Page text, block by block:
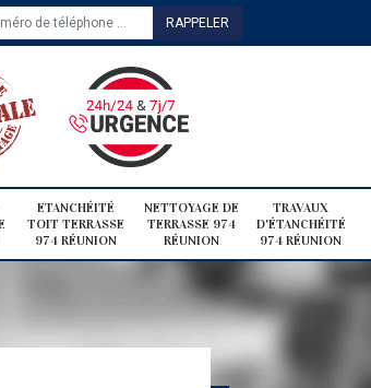
ETANCHÉITÉ
TOIT TERRASSE
974 RÉUNION
NETTOYAGE DE
TERRASSE 974
RÉUNION
TRAVAUX
D'ÉTANCHÉITÉ
974 RÉUNION